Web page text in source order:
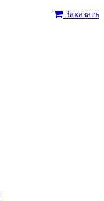
Заказать